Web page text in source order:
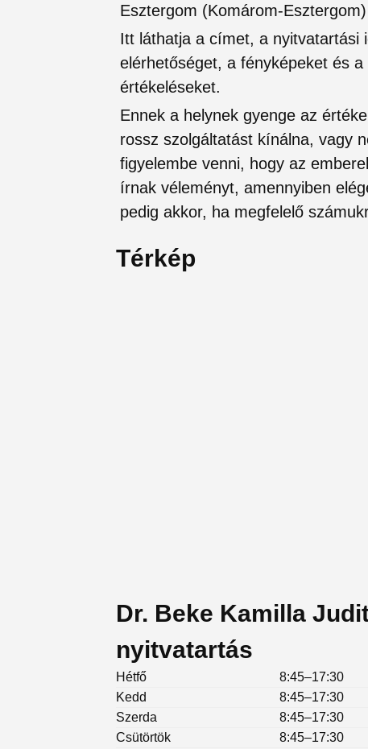
Esztergom (Komárom-Esztergom)
Itt láthatja a címet, a nyitvatartási
elérhetőséget, a fényképeket és
értékeléseket.
Ennek a helynek gyenge az
rossz szolgáltatást kínálna, vagy
figyelembe venni, hogy az
írnak véleményt, amennyiben
pedig akkor, ha megfelelő
Térkép
Dr. Beke Kamilla
nyitvatartás
Hétfő
8:45–17:30
Kedd
8:45–17:30
Szerda
8:45–17:30
Csütörtök
8:45–17:30